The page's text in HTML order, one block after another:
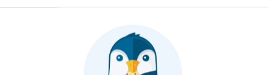
accessible?
i intentarem que la facin accessible..